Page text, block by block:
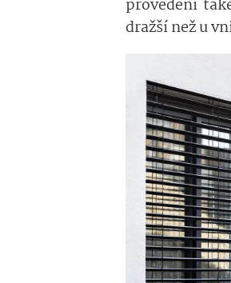
provedení
dražší než u